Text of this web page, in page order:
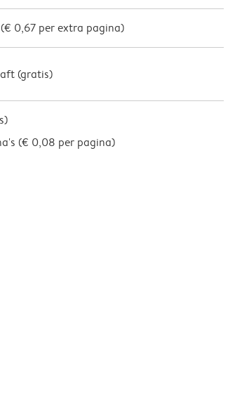
€ 0,67 per extra pagina)
(gratis)
(€ 0,08 per pagina)